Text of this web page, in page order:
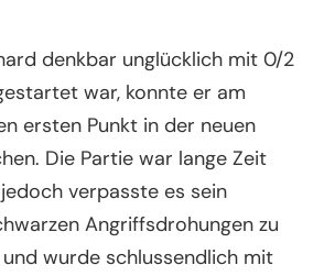
denkbar unglücklich mit 0/2
war, konnte er am
ersten Punkt in der neuen
Die Partie war lange Zeit
verpasste es sein
Angriffsdrohungen zu
wurde schlussendlich mit